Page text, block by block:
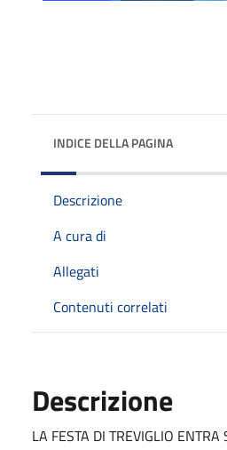
INDICE DELLA PAGINA
Descrizione
A cura di
Allegati
Contenuti correlati
Descrizione
LA FESTA DI TREVIGLIO